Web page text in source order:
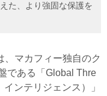
た、より強固な保護を
、マカフィー独自のク
である「Global Thre
ンテリジェンス）」